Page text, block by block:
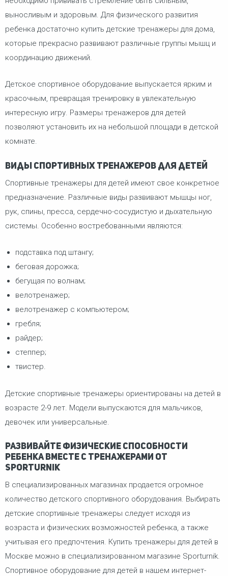
выносливым и здоровым. Для физического развития
ребенка достаточно купить детские тренажеры для дома,
которые прекрасно развивают различные группы мышц и
координацию движений.
Детское спортивное оборудование выпускается ярким и
красочным, превращая тренировку в увлекательную
интересную игру. Размеры тренажеров для детей
позволяют установить их на небольшой площади в детской
комнате.
Виды спортивных тренажеров для детей
Спортивные тренажеры для детей имеют свое конкретное
предназначение. Различные виды развивают мышцы ног,
рук, спины, пресса, сердечно-сосудистую и дыхательную
системы. Особенно востребованными являются:
подставка под штангу;
беговая дорожка;
бегущая по волнам;
велотренажер;
велотренажер с компьютером;
гребля;
райдер;
степпер;
твистер.
Детские спортивные тренажеры ориентированы на детей в
возрасте 2-9 лет. Модели выпускаются для мальчиков,
девочек или универсальные.
Развивайте физические способности
ребенка вместе с тренажерами от
Sporturnik
В специализированных магазинах продается огромное
количество детского спортивного оборудования. Выбирать
детские спортивные тренажеры следует исходя из
возраста и физических возможностей ребенка, а также
учитывая его предпочтения. Купить тренажеры для детей в
Москве можно в специализированном магазине Sporturnik.
Спортивное оборудование для детей в нашем интернет-